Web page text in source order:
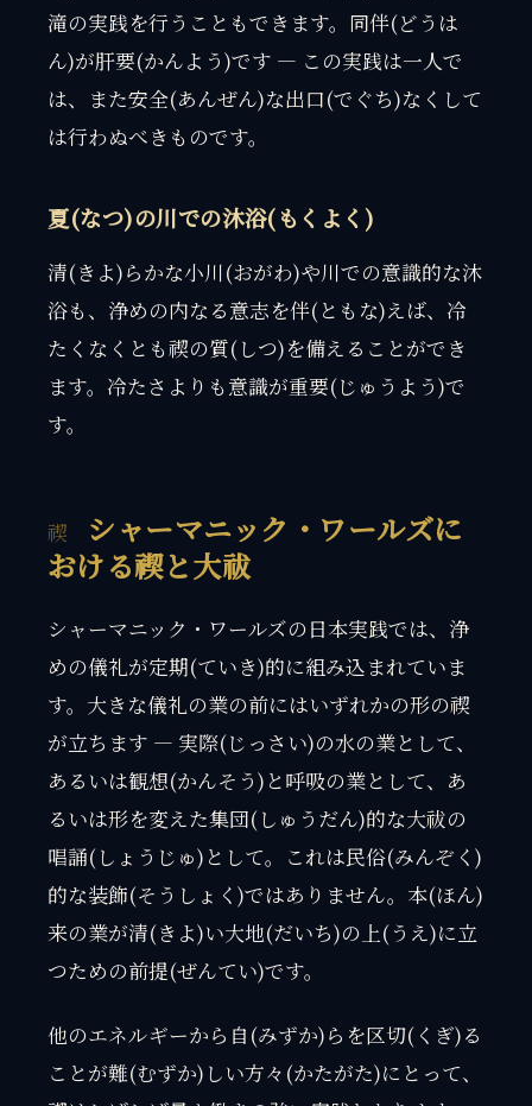
滝の実践を行うこともできます。同伴(どうは
ん)が肝要(かんよう)です — この実践は一人で
は、また安全(あんぜん)な出口(でぐち)なくして
は行わぬべきものです。
夏(なつ)の川での沐浴(もくよく)
清(きよ)らかな小川(おがわ)や川での意識的な沐
浴も、浄めの内なる意志を伴(ともな)えば、冷
たくなくとも禊の質(しつ)を備えることができ
ます。冷たさよりも意識が重要(じゅうよう)で
す。
シャーマニック・ワールズに
おける禊と大祓
シャーマニック・ワールズの日本実践では、浄
めの儀礼が定期(ていき)的に組み込まれていま
す。大きな儀礼の業の前にはいずれかの形の禊
が立ちます — 実際(じっさい)の水の業として、
あるいは観想(かんそう)と呼吸の業として、あ
るいは形を変えた集団(しゅうだん)的な大祓の
唱誦(しょうじゅ)として。これは民俗(みんぞく)
的な装飾(そうしょく)ではありません。本(ほん)
来の業が清(きよ)い大地(だいち)の上(うえ)に立
つための前提(ぜんてい)です。
他のエネルギーから自(みずか)らを区切(くぎ)る
ことが難(むずか)しい方々(かたがた)にとって、